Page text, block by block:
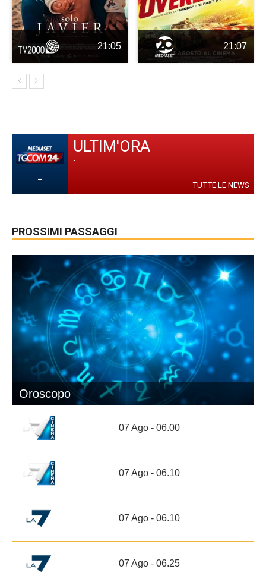
21:05 21:07
-
ULTIM'ORA
-
TUTTE LE NEWS
PROSSIMI PASSAGGI
Oroscopo
07 Ago - 06.00
07 Ago - 06.10
07 Ago - 06.10
07 Ago - 06.25